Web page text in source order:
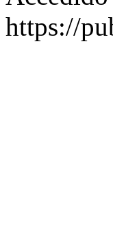
https://